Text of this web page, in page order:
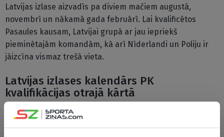
Latvijas izlase aizvadīs pa diviem mačiem augustā,
novembrī un nākamā gada februārī. Lai kvalificētos
Pasaules kausam, Latvijai grupā ar jau iepriekš
pieminētajām komandām, kā arī Nīderlandi un Poliju ir
jāizcīna vismaz trešā vieta.
Latvijas izlases kalendārs PK
kvalifikācijas otrajā kārtā
27. augustsHorvātija – Latvija
30. augustsLatvija – Izraēla